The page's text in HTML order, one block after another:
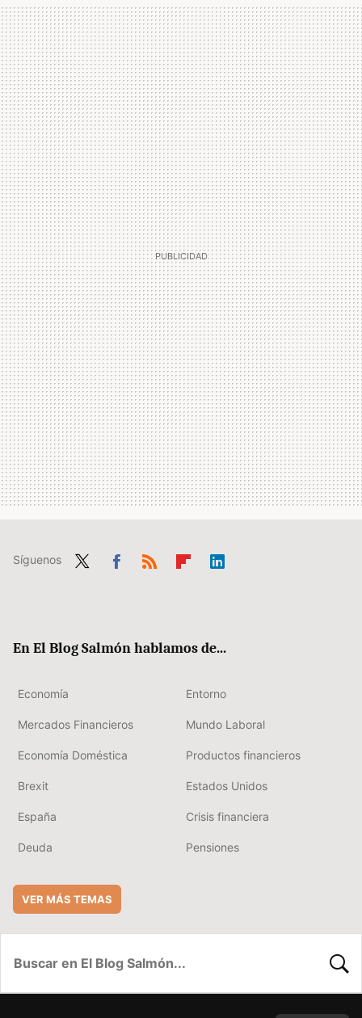
Síguenos
En El Blog Salmón hablamos de...
Economía Entorno
Mercados Financieros Mundo Laboral
Economía Doméstica Productos financieros
Brexit Estados Unidos
España Crisis financiera
Deuda Pensiones
VER MÁS TEMAS